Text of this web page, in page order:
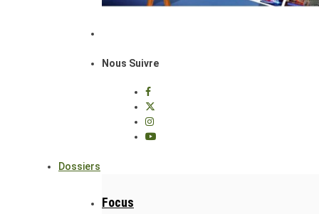
Nous Suivre
Dossiers
Focus